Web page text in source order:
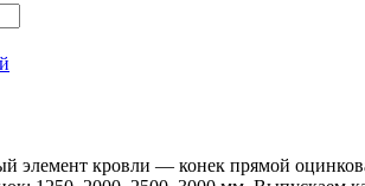
элемент кровли — конек прямой